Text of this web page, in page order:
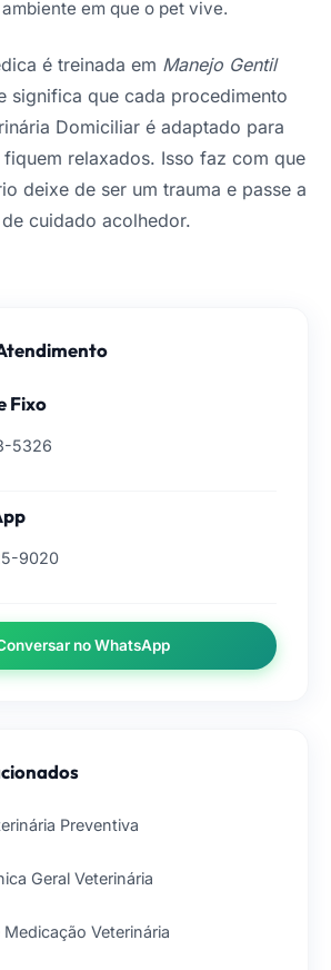
em que o pet vive.
é treinada em Manejo Gentil
significa que cada procedimento
Domiciliar é adaptado para
relaxados. Isso faz com que
deixe de ser um trauma e passe a
cuidado acolhedor.
Fixo
5326
9020
no WhatsApp
Preventiva
Geral Veterinária
Veterinária